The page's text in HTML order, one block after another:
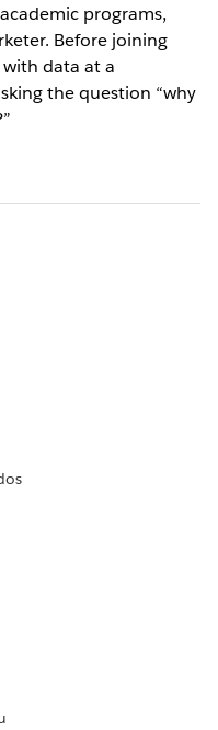
programs,
Before joining
data at a
the question “why